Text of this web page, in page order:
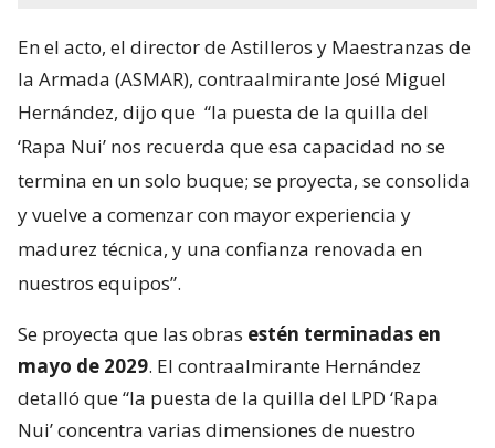
En el acto, el director de Astilleros y Maestranzas de
la Armada (ASMAR), contraalmirante José Miguel
Hernández, dijo que “la puesta de la quilla del
‘Rapa Nui’ nos recuerda que esa capacidad no se
termina en un solo buque; se proyecta, se consolida
y vuelve a comenzar con mayor experiencia y
madurez técnica, y una confianza renovada en
nuestros equipos”.
Se proyecta que las obras estén terminadas en
mayo de 2029. El contraalmirante Hernández
detalló que “la puesta de la quilla del LPD ‘Rapa
Nui’ concentra varias dimensiones de nuestro